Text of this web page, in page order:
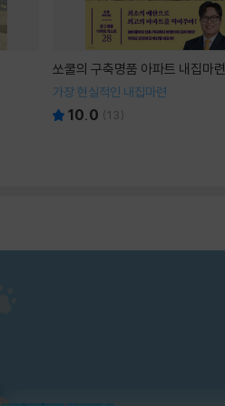
쏘쿨의 구축명품 아파트 내집마련
가장 현실적인 내집마련
10.0 (13)